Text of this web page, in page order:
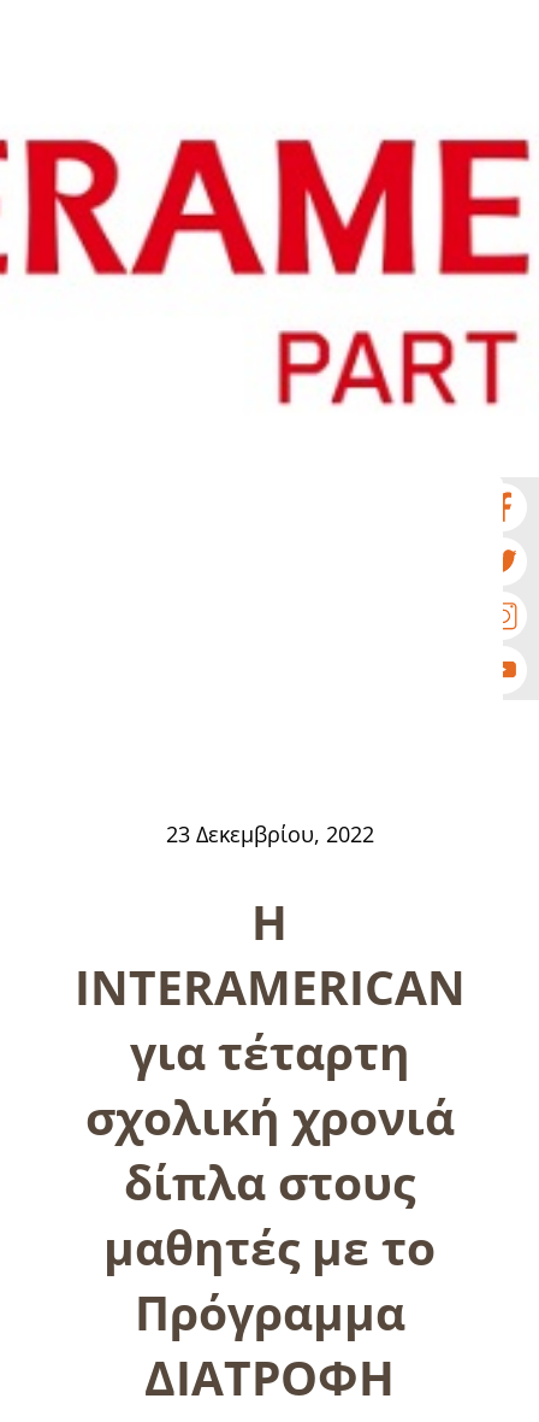
23 Δεκεμβρίου, 2022
Η
INTERAMERICAN
για τέταρτη
σχολική χρονιά
δίπλα στους
μαθητές με το
Πρόγραμμα
ΔΙΑΤΡΟΦΗ